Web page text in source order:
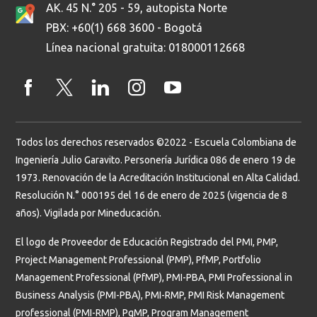
AK. 45 N.° 205 - 59, autopista Norte
PBX: +60(1) 668 3600 - Bogotá
Línea nacional gratuita: 018000112668
Todos los derechos reservados ©2022 - Escuela Colombiana de
Ingeniería Julio Garavito. Personería Jurídica 086 de enero 19 de
1973. Renovación de la Acreditación Institucional en Alta Calidad.
Resolución N.° 000195 del 16 de enero de 2025 (vigencia de 8
años). Vigilada por Mineducación.
El logo de Proveedor de Educación Registrado del PMI, PMP,
Project Management Professional (PMP), PfMP, Portfolio
Management Professional (PfMP), PMI-PBA, PMI Professional in
Business Analysis (PMI-PBA), PMI-RMP, PMI Risk Management
professional (PMI-RMP), PgMP, Program Management